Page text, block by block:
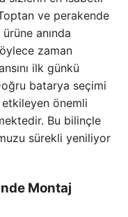
ve perakende
ürüne anında
zaman
ilk günkü
batarya seçimi
önemli
Bu bilinçle
sürekli yeniliyor
Montaj